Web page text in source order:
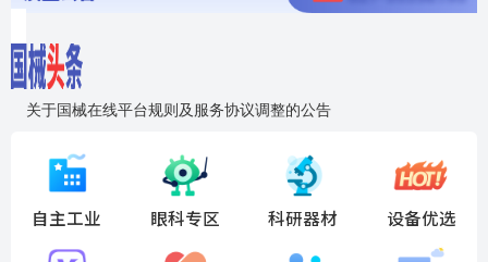
关于国械在线平台规则及服务协议调整的公告
国药创研AED开启全国招商
自主工业 眼科专区 科研器材 设备优选